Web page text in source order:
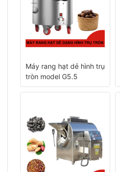
Máy rang hạt dẻ hình trụ
tròn model G5.5